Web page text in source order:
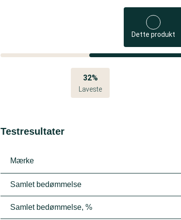
Dette produkt
32%
Laveste
Testresultater
Mærke
Samlet bedømmelse
Samlet bedømmelse, %